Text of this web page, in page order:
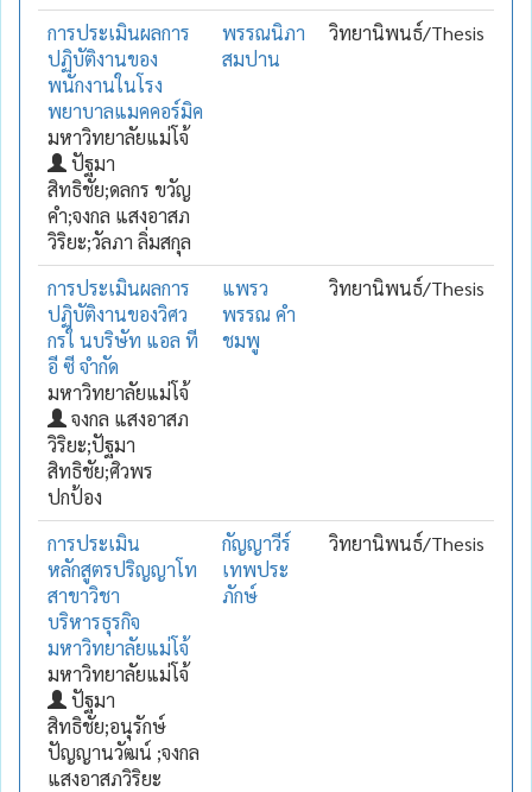
การประเมินผลการ
ปฏิบัติงานของ
พนักงานในโรง
พยาบาลแมคคอร์มิค
มหาวิทยาลัยแม่โจ้
ปัฐมา
สิทธิชัย;ดลกร ขวัญ
คำ;จงกล แสงอาสภ
วิริยะ;วัลภา ลิ่มสกุล
พรรณนิภา
สมปาน
วิทยานิพนธ์/Thesis
การประเมินผลการ
ปฏิบัติงานของวิศว
กรใ นบริษัท แอล ที
อี ซี จำกัด
มหาวิทยาลัยแม่โจ้
จงกล แสงอาสภ
วิริยะ;ปัฐมา
สิทธิชัย;ศิวพร
ปกป้อง
แพรว
พรรณ คำ
ชมพู
วิทยานิพนธ์/Thesis
การประเมิน
หลักสูตรปริญญาโท
สาขาวิชา
บริหารธุรกิจ
มหาวิทยาลัยแม่โจ้
มหาวิทยาลัยแม่โจ้
ปัฐมา
สิทธิชัย;อนุรักษ์
ปัญญานวัฒน์ ;จงกล
แสงอาสภวิริยะ
กัญญาวีร์
เทพประ
ภักษ์
วิทยานิพนธ์/Thesis